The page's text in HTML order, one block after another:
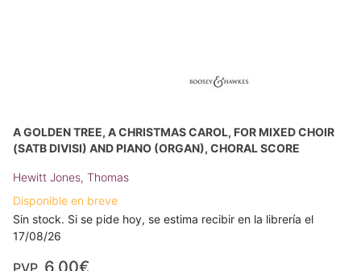
A GOLDEN TREE, A CHRISTMAS CAROL, FOR MIXED CHOIR
(SATB DIVISI) AND PIANO (ORGAN), CHORAL SCORE
Hewitt Jones, Thomas
Disponible en breve
Sin stock. Si se pide hoy, se estima recibir en la librería el
17/08/26
PVP. 6,00€